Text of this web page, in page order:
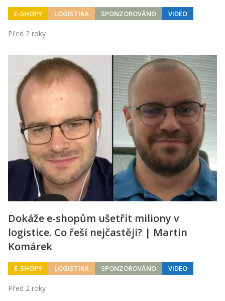
E-SHOPY LOGISTIKA SPONZOROVÁNO VIDEO
Před 2 roky
Dokáže e-shopům ušetřit miliony v
logistice. Co řeší nejčastěji? | Martin
Komárek
E-SHOPY LOGISTIKA SPONZOROVÁNO VIDEO
Před 2 roky